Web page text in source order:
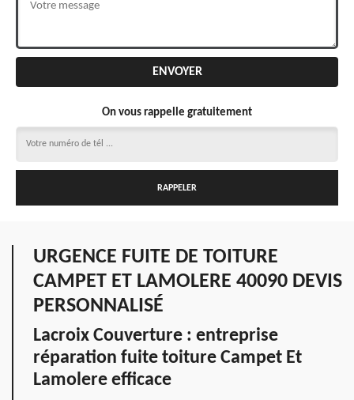
On vous rappelle gratuitement
URGENCE FUITE DE TOITURE
CAMPET ET LAMOLERE 40090 DEVIS
PERSONNALISÉ
Lacroix Couverture : entreprise
réparation fuite toiture Campet Et
Lamolere efficace